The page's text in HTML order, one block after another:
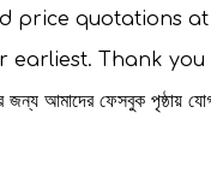
price quotations
earliest. Thank
জন্য আমাদের ফেসবুক